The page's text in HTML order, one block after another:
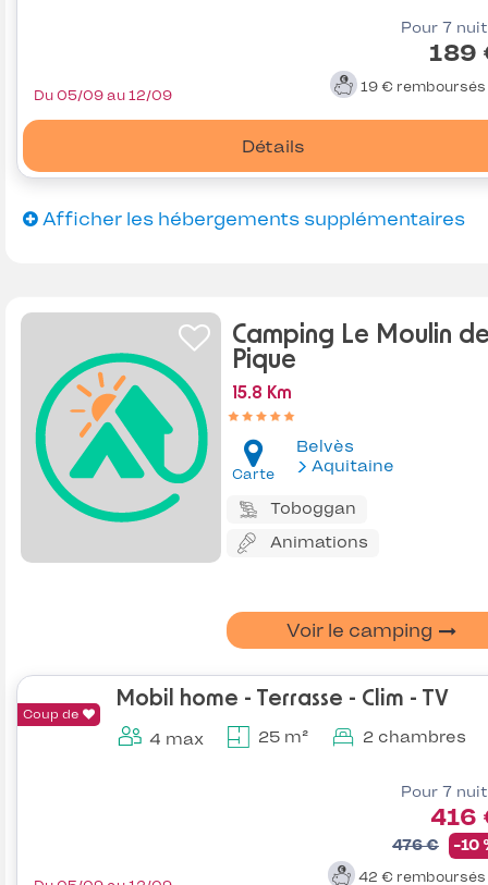
Pour 7
189
19 € remboursés
Détails
Du 05/09 au 12/09
Afficher les hébergements supplémentaires
Camping Le Moulin
Pique
15.8 Km
Carte
Belvès
Aquitaine
Toboggan
Animations
Voir le camping
Coup de
Mobil home - Terrasse - Clim - TV
4 max 25 m² 2 chambres
Pour 7
416
476 € -10
42 € remboursés